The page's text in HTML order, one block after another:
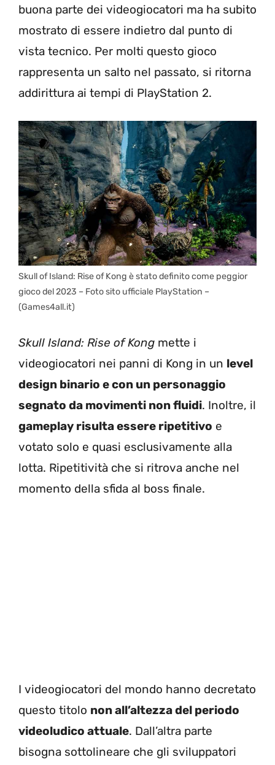
buona parte dei videogiocatori ma ha subito
mostrato di essere indietro dal punto di
vista tecnico. Per molti questo gioco
rappresenta un salto nel passato, si ritorna
addirittura ai tempi di PlayStation 2.
Skull of Island: Rise of Kong è stato definito come peggior
gioco del 2023 – Foto sito ufficiale PlayStation –
(Games4all.it)
Skull Island: Rise of Kong mette i
videogiocatori nei panni di Kong in un level
design binario e con un personaggio
segnato da movimenti non fluidi. Inoltre, il
gameplay risulta essere ripetitivo e
votato solo e quasi esclusivamente alla
lotta. Ripetitività che si ritrova anche nel
momento della sfida al boss finale.
I videogiocatori del mondo hanno decretato
questo titolo non all’altezza del periodo
videoludico attuale. Dall’altra parte
bisogna sottolineare che gli sviluppatori